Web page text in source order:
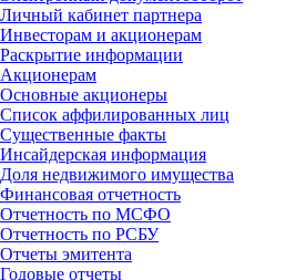
Личный кабинет партнера
Инвесторам и акционерам
Раскрытие информации
Акционерам
Основные акционеры
Список аффилированных лиц
Существенные факты
Инсайдерская информация
Доля недвижимого имущества
Финансовая отчетность
Отчетность по МСФО
Отчетность по РСБУ
Отчеты эмитента
Годовые отчеты